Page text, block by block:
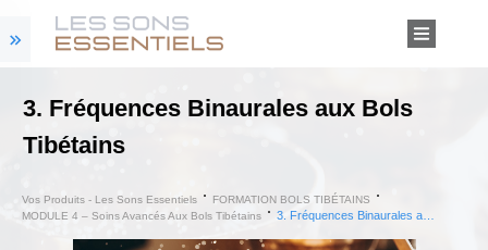
3. Fréquences Binaurales aux Bols
Tibétains
Vos Produits - Les Sons Essentiels
FORMATION BOLS TIBÉTAINS
MODULE 4 – Soins Avancés Aux Bols Tibétains